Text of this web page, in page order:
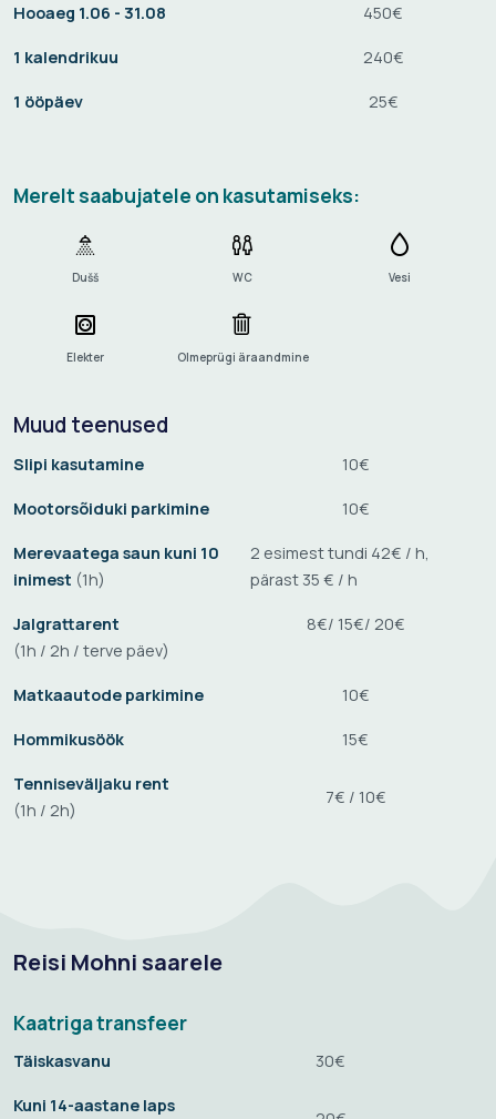
Hooaeg 1.06 - 31.08 450€
1 kalendrikuu 240€
1 ööpäev 25€
Merelt saabujatele on kasutamiseks:
Dušš WC Vesi
Elekter Olmeprügi äraandmine
Muud teenused
Slipi kasutamine 10€
Mootorsõiduki parkimine 10€
Merevaatega saun kuni 10
inimest (1h)
2 esimest tundi 42€ / h,
pärast 35 € / h
Jalgrattarent
(1h / 2h / terve päev)
8€/ 15€/ 20€
Matkaautode parkimine 10€
Hommikusöök 15€
Tenniseväljaku rent
(1h / 2h)
7€ / 10€
Reisi Mohni saarele
Kaatriga transfeer
Täiskasvanu 30€
Kuni 14-aastane laps